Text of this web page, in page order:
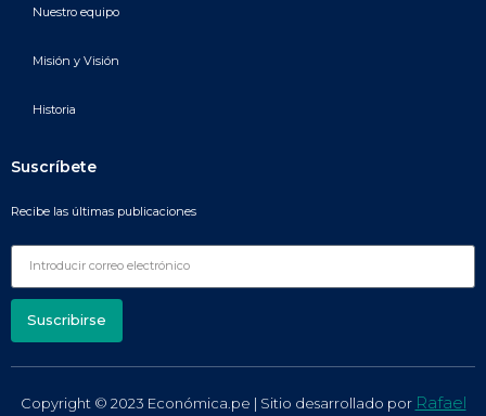
Nuestro equipo
Misión y Visión
Historia
Suscríbete
Recibe las últimas publicaciones
Suscribirse
Copyright © 2023 Económica.pe | Sitio desarrollado por Rafael